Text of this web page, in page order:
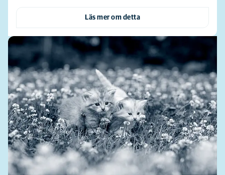
Läs mer om detta